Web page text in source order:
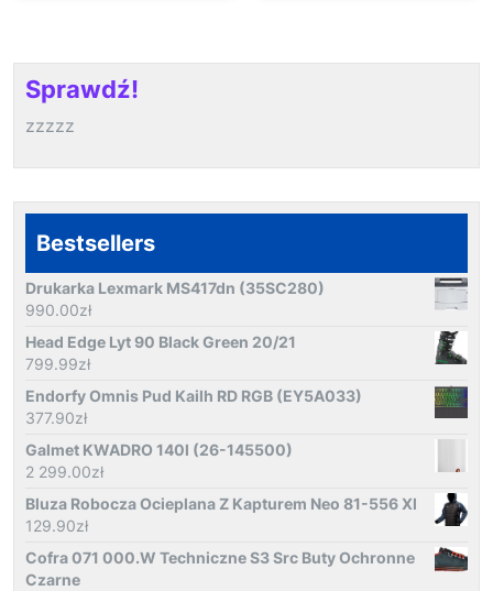
Ruc
Sprawdź!
zzzzz
Bestsellers
Drukarka Lexmark MS417dn (35SC280)
990.00zł
Head Edge Lyt 90 Black Green 20/21
799.99zł
Endorfy Omnis Pud Kailh RD RGB (EY5A033)
377.90zł
Galmet KWADRO 140l (26-145500)
2 299.00zł
Bluza Robocza Ocieplana Z Kapturem Neo 81-556 Xl
129.90zł
Cofra 071 000.W Techniczne S3 Src Buty Ochronne
Czarne